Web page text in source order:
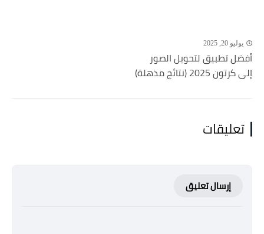
يوليو 20, 2025
أفضل تطبيق لتحويل الصور
إلى كرتون 2025 (نتائج مذهلة)
تعليقات
إرسال تعليق